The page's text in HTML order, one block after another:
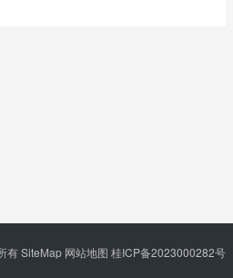
有SiteMap 网站地图 桂ICP备2023000282号